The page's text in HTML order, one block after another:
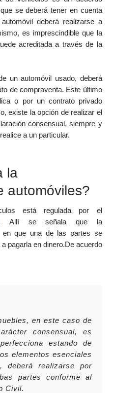
se deberá tener en cuenta
deberá realizarse a
es imprescindible que la
acreditada a través de la
un automóvil usado, deberá
de compraventa. Este último
o por un contrato privado
existe la opción de realizar el
consensual, siempre y
a un particular.
la
automóviles?
está regulada por el
Allí se señala que la
en que una de las partes se
pagarla en dinero.De acuerdo
en este caso de
consensual, es
estando de
elementos esenciales
deberá realizarse por
partes conforme al
Civil.